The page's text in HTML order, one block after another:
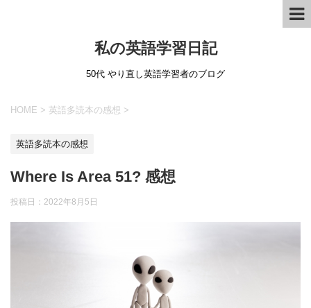
私の英語学習日記
50代 やり直し英語学習者のブログ
HOME > 英語多読本の感想 >
英語多読本の感想
Where Is Area 51? 感想
投稿日： 2022年8月5日